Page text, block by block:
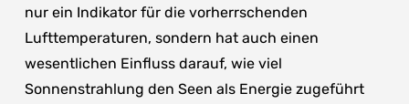
nur ein Indikator für die vorherrschenden
Lufttemperaturen, sondern hat auch einen
wesentlichen Einfluss darauf, wie viel
Sonnenstrahlung den Seen als Energie zugeführt